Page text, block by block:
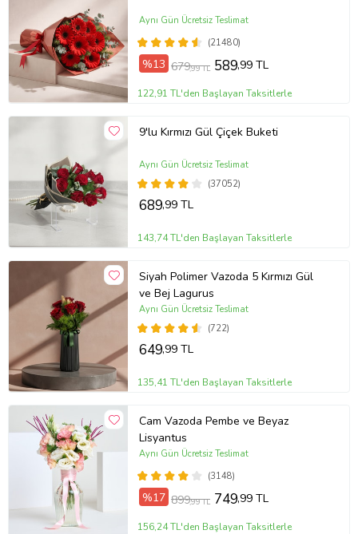
(21480)
Aynı Gün Ücretsiz Teslimat
%13 679,99 TL 589,99 TL
122,91 TL'den Başlayan Taksitlerle
9'lu Kırmızı Gül Çiçek Buketi
(37052)
Aynı Gün Ücretsiz Teslimat
689,99 TL
143,74 TL'den Başlayan Taksitlerle
Siyah Polimer Vazoda 5 Kırmızı Gül
ve Bej Lagurus
(722)
Aynı Gün Ücretsiz Teslimat
649,99 TL
135,41 TL'den Başlayan Taksitlerle
Cam Vazoda Pembe ve Beyaz
Lisyantus
(3148)
Aynı Gün Ücretsiz Teslimat
%17 899,99 TL 749,99 TL
156,24 TL'den Başlayan Taksitlerle